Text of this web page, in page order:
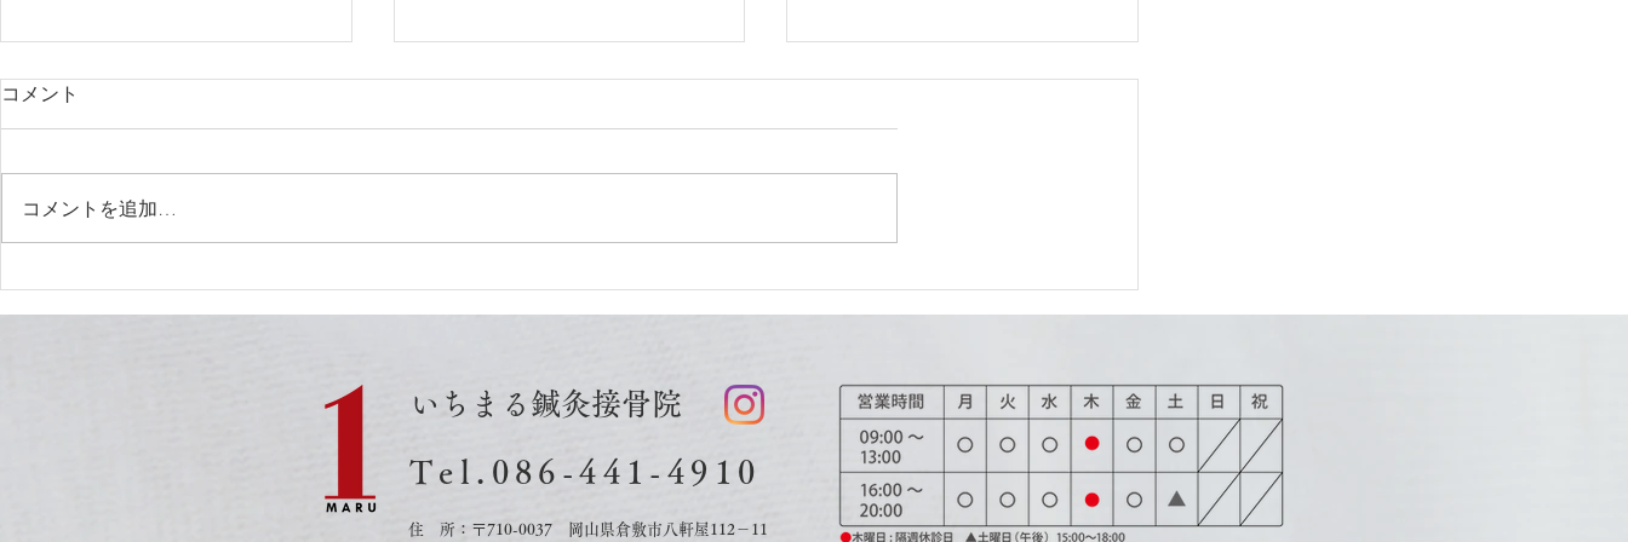
8月1日更新 空き状況
コメント
コメントを追加…
いちまる鍼灸接骨院
Tel.0 86-441-4910
住 所：〒710-0037 岡山県倉敷市八軒屋112－11